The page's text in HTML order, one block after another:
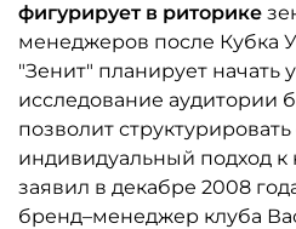
фигурирует в риторике
менеджеров после Кубка
"Зенит" планирует начать
исследование аудитории
позволит
индивидуальный подход
заявил в декабре 2008
бренд–менеджер клуба